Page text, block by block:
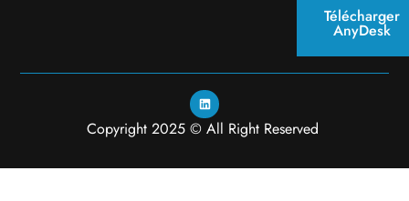
Télécharger
AnyDesk
Copyright 2025 © All Right Reserved